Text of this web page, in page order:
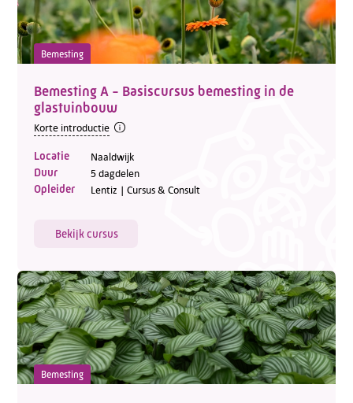
Bemesting
Bemesting A - Basiscursus bemesting in de
glastuinbouw
Korte introductie
Locatie Naaldwijk
Duur 5 dagdelen
Opleider Lentiz | Cursus & Consult
Bekijk cursus
Bemesting